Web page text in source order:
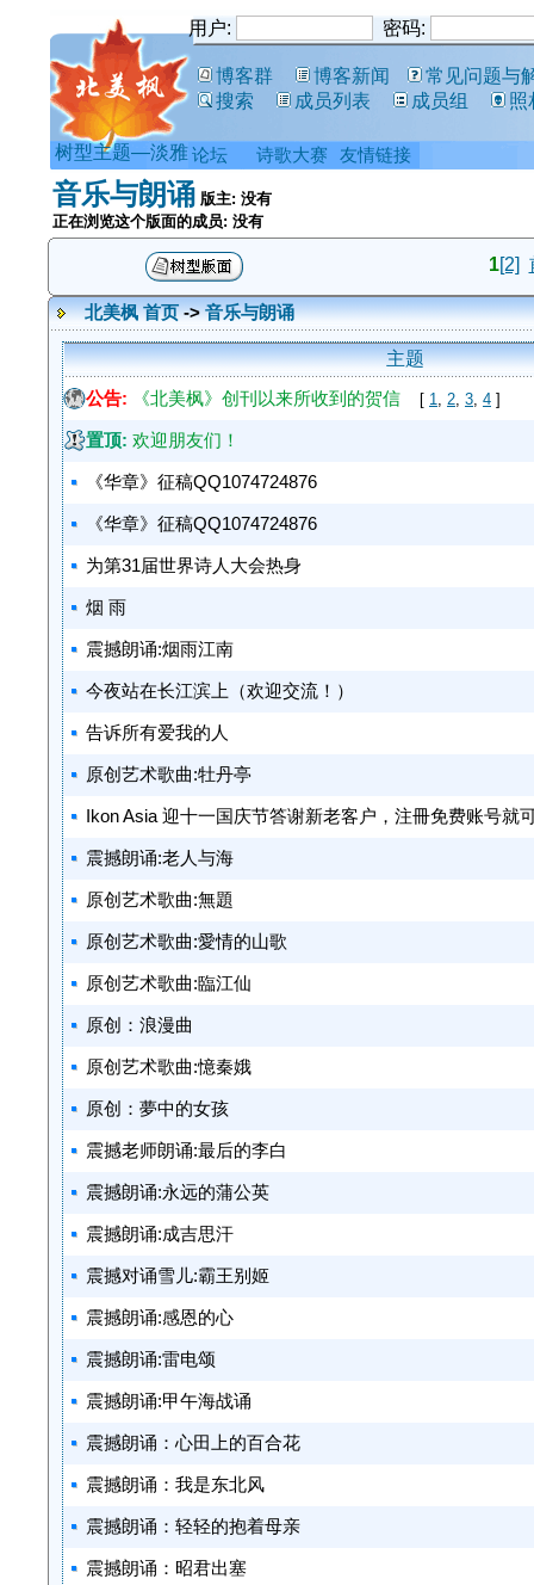
用户: 密码:
博客群 博客新闻
常见问题与
搜索
成员列表 成员组 照
树型主题—淡雅
音乐与朗诵 版主: 没有
正在浏览这个版面的成员: 没有
1[2]
北美枫 首页->音乐与朗诵
主题
公告:
《北美枫》创刊以来所收到的贺信 [ 1, 2, 3, 4 ]
置顶: 欢迎朋友们！
《华章》征稿QQ1074724876
《华章》征稿QQ1074724876
为第31届世界诗人大会热身
烟 雨
震撼朗诵:烟雨江南
今夜站在长江滨上（欢迎交流！）
告诉所有爱我的人
原创艺术歌曲:牡丹亭
Ikon Asia 迎十一国庆节答谢新老客户，注冊免费账号就
震撼朗诵:老人与海
原创艺术歌曲:無題
原创艺术歌曲:愛情的山歌
原创艺术歌曲:臨江仙
原创：浪漫曲
原创艺术歌曲:憶秦娥
原创：夢中的女孩
震撼老师朗诵:最后的李白
震撼朗诵:永远的蒲公英
震撼朗诵:成吉思汗
震撼对诵雪儿:霸王别姬
震撼朗诵:感恩的心
震撼朗诵:雷电颂
震撼朗诵:甲午海战诵
震撼朗诵：心田上的百合花
震撼朗诵：我是东北风
震撼朗诵：轻轻的抱着母亲
震撼朗诵：昭君出塞
论坛 诗歌大赛 友情链接